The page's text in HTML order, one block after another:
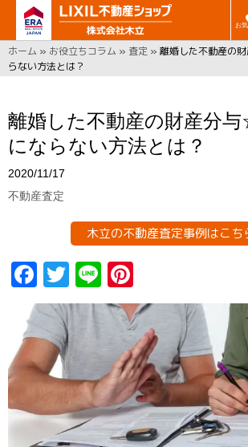
お
ホーム » お役立ちコラム » 査定 » 離婚した不動産の
らない方法とは？
離婚した不動産の財産分
にならない方法とは？
2020/11/17
不動産査定
木立の不動産査定事例はこち
F
a
ce
b
o
o
k
T
w
it
t
er
Li
n n
t
er
e
st